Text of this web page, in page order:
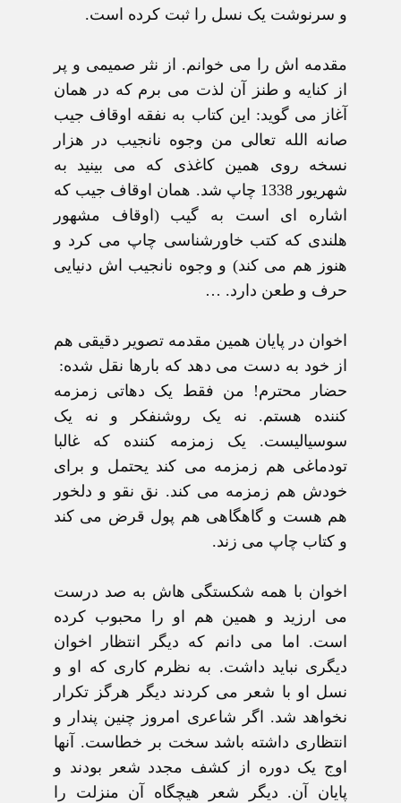
و سرنوشت يک نسل را ثبت کرده است.
مقدمه اش را می خوانم. از نثر صميمی و پر
از کنايه و طنز آن لذت می برم که در همان
آغاز می گويد: اين کتاب به نفقه اوقاف جيب
صانه الله تعالی من وجوه نانجيب در هزار
نسخه روی همين کاغذی که می بينيد به
شهريور 1338 چاپ شد. همان اوقاف جيب که
اشاره ای است به گيب (اوقاف مشهور
هلندی که کتب خاورشناسی چاپ می کرد و
هنوز هم می کند) و وجوه نانجيب اش دنيايی
حرف و طعن دارد. …
اخوان در پايان همين مقدمه تصوير دقيقی هم
از خود به دست می دهد که بارها نقل شده:
حضار محترم! من فقط يک دهاتی زمزمه
کننده هستم. نه يک روشنفکر و نه يک
سوسياليست. يک زمزمه کننده که غالبا
تودماغی هم زمزمه می کند يحتمل و برای
خودش هم زمزمه می کند. نق نقو و دلخور
هم هست و گاهگاهی هم پول قرض می کند
و کتاب چاپ می زند.
اخوان با همه شکستگی هاش به صد درست
می ارزيد و همين هم او را محبوب کرده
است. اما می دانم که ديگر انتظار اخوان
ديگری نبايد داشت. به نظرم کاری که او و
نسل او با شعر می کردند ديگر هرگز تکرار
نخواهد شد. اگر شاعری امروز چنين پندار و
انتظاری داشته باشد سخت بر خطاست. آنها
اوج يک دوره از کشف مجدد شعر بودند و
پايان آن. ديگر شعر هيچگاه آن منزلت را